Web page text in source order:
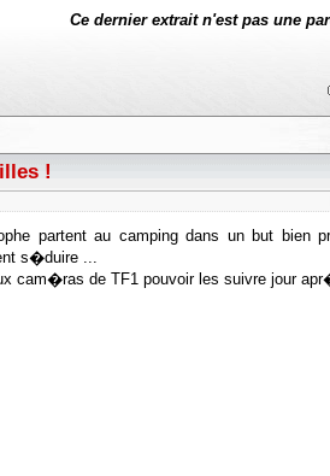
Ce dernier extrait n'est pas une
!
partent au camping dans un but bien
s�duire ...
cam�ras de TF1 pouvoir les suivre jour